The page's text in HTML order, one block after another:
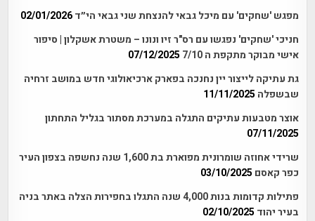
מפגש 'שחקים' עם מיכל גבאי להנצחת שני גבאי הי״ד 02/01/2026
חניכי 'שחקים' נפגשו עם רס"ר זיו ונונו – משטרת אשקלון | סיפור
אישי מבוקר מתקפת ה 7/10
07/12/2025
גת עתיקה לייצור יין נחנכה בפארק ארכיאולוגי חדש במושב זרחיה
שבשפלה 11/11/2025
אוצר מטבעות עתיקים התגלה במערכת מסתור בגליל התחתון
07/11/2025
שרידי אחוזה שומרונית מפוארת בת 1,600 שנה נחשפה בצפון העיר
כפר קאסם 03/10/2025
פתילות קדומות בנות 4,000 שנה התגלו בחפירות הצלה באתר בניה
בעיר יהוד 02/10/2025